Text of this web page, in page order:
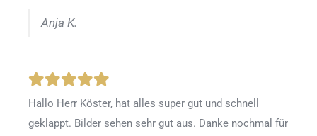
Anja K.
Hallo Herr Köster, hat alles super gut und schnell
geklappt. Bilder sehen sehr gut aus. Danke nochmal für